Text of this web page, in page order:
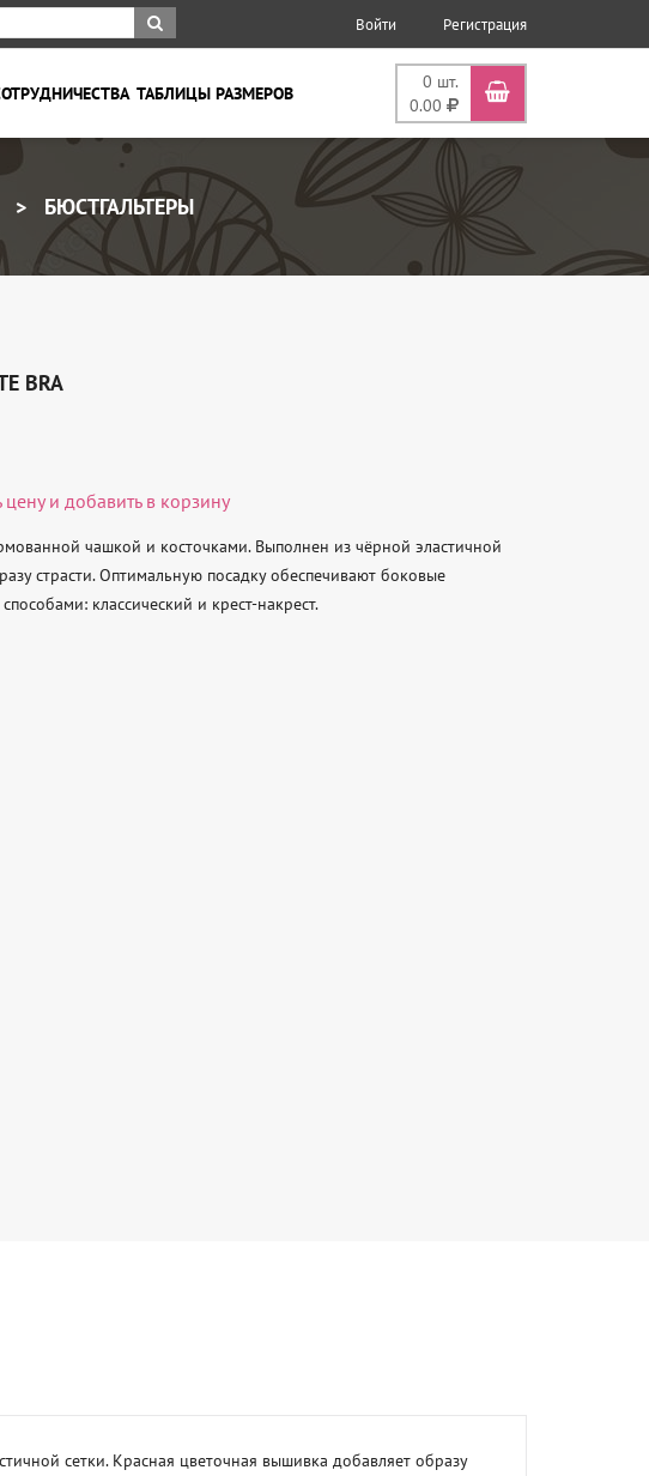
Войти Регистрация
0 шт.
0.00
ТАБЛИЦЫ РАЗМЕРОВ
БЮСТГАЛЬТЕРЫ
BRA
цену и добавить в корзину
чашкой и косточками. Выполнен из чёрной эластичной
страсти. Оптимальную посадку обеспечивают боковые
классический и крест-накрест.
сетки. Красная цветочная вышивка добавляет образу